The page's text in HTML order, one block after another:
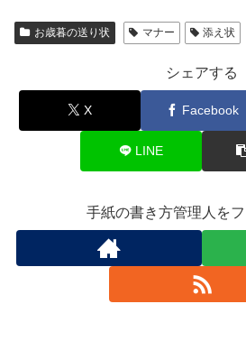
お歳暮の送り状 マナー 添え状
シェアする
X Facebook
LINE
手紙の書き方管理人を